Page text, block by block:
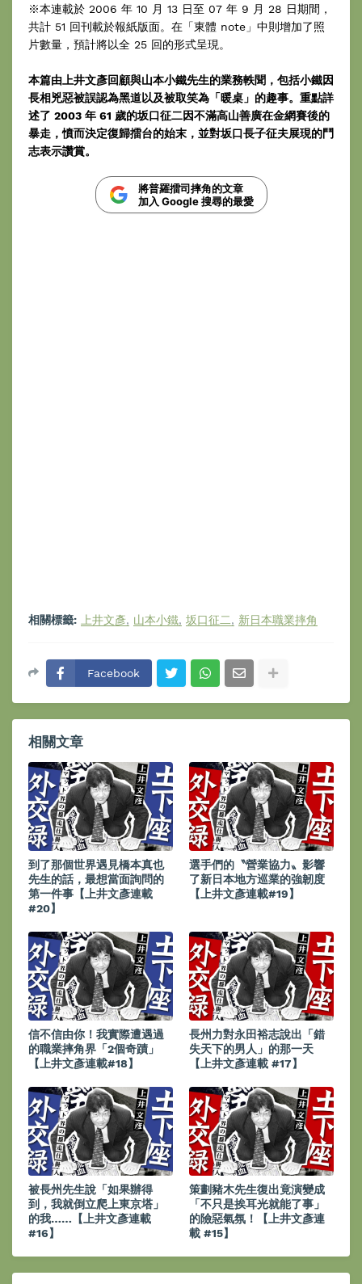
※本連載於 2006 年 10 月 13 日至 07 年 9 月 28 日期間，
共計 51 回刊載於報紙版面。在「東體 note」中則增加了照
片數量，預計將以全 25 回的形式呈現。
本篇由上井文彥回顧與山本小鐵先生的業務軼聞，包括小鐵因
長相兇惡被誤認為黑道以及被取笑為「暖桌」的趣事。重點詳
述了 2003 年 61 歲的坂口征二因不滿高山善廣在金網賽後的
暴走，憤而決定復歸擂台的始末，並對坂口長子征夫展現的鬥
志表示讚賞。
將普羅擂司摔角的文章
加入 Google 搜尋的最愛
相關標籤: 上井文彥 山本小鐵 坂口征二 新日本職業摔角
Facebook
相關文章
到了那個世界遇見橋本真也
先生的話，最想當面詢問的
第一件事【上井文彥連載
#20】
選手們的〝營業協力〟影響
了新日本地方巡業的強韌度
【上井文彥連載#19】
信不信由你！我實際遭遇過
的職業摔角界「2個奇蹟」
【上井文彥連載#18】
長州力對永田裕志說出「錯
失天下的男人」的那一天
【上井文彥連載 #17】
被長州先生說「如果辦得
到，我就倒立爬上東京塔」
的我……【上井文彥連載
#16】
策劃豬木先生復出竟演變成
「不只是挨耳光就能了事」
的險惡氣氛！【上井文彥連
載 #15】